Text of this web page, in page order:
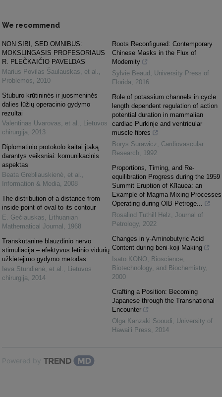
We recommend
NON SIBI, SED OMNIBUS:
MOKSLINGASIS PROFESORIAUS
R. PLEČKAIČIO PAVELDAS
Marius Povilas Šaulauskas, et al. ,
Problemos, 2010
Stuburo krūtininės ir juosmeninės
dalies lūžių operacinio gydymo
rezultai
Valentinas Uvarovas, et al. , Lietuvos
chirurgija, 2013
Diplomatinio protokolo kaitai įtaką
darantys veiksniai: komunikacinis
aspektas
Beata Grebliauskienė, et al. ,
Information & Media, 2008
The distribution of a distance from
inside point of oval to its contour
E. Gečiauskas, Lithuanian
Mathematical Journal , 1968
Transkutaninė blauzdinio nervo
stimuliacija – efektyvus lėtinio vidurių
užkietėjimo gydymo metodas
Ieva Stundienė, et al. , Lietuvos
chirurgija, 2014
Roots Reconfigured: Contemporary
Chinese Masks in the Flux of
Modernity
Sylvie Beaud , University Press of
Florida, 2016
Role of potassium channels in cycle
length dependent regulation of action
potential duration in mammalian
cardiac Purkinje and ventricular
muscle fibres
Borys Surawicz, Cardiovascular
Research, 1992
Proportions, Timing, and Re-
equilibration Progress during the 1959
Summit Eruption of Kīlauea: an
Example of Magma Mixing Processes
Operating during OIB Petroge...
Rosalind Tuthill Helz, Journal of
Petrology, 2022
Changes in γ-Aminobutyric Acid
Content during beni-koji Making
Isato KONO, Bioscience,
Biotechnology, and Biochemistry,
2000
Crafting a Position: Becoming
Japanese through the Transnational
Encounter
Olga Kanzaki Sooudi, University of
Hawai‘i Press, 2014
Powered by